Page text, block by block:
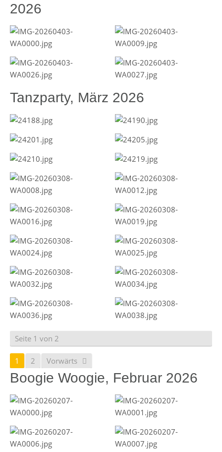
2026
Tanzparty, März 2026
Seite 1 von 2
1 2 Vorwärts
Boogie Woogie, Februar 2026